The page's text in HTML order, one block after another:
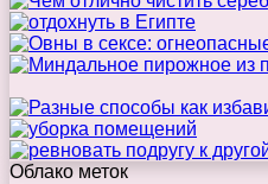
Облако меток